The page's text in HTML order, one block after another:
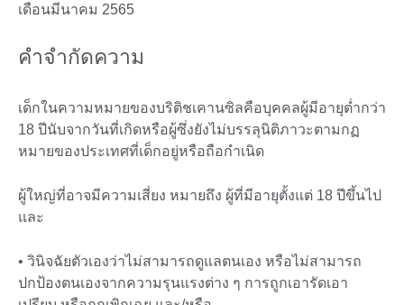
เดือนมีนาคม 2565
คำจำกัดความ
เด็กในความหมายของบริติชเคานซิลคือบุคคลผู้มีอายุต่ำกว่า
18 ปีนับจากวันที่เกิดหรือผู้ซึ่งยังไม่บรรลุนิติภาวะตามกฏ
หมายของประเทศที่เด็กอยู่หรือถือกำเนิด
ผู้ใหญ่ที่อาจมีความเสี่ยง หมายถึง ผู้ที่มีอายุตั้งแต่ 18 ปีขึ้นไป
และ
• วินิจฉัยตัวเองว่าไม่สามารถดูแลตนเอง หรือไม่สามารถ
ปกป้องตนเองจากความรุนแรงต่าง ๆ การถูกเอารัดเอา